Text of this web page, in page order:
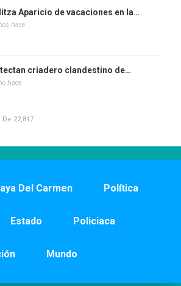
Aparicio de vacaciones en la…
hace
criadero clandestino de…
hace
De 22,817
Del Carmen Política
Estado Policiaca
Mundo